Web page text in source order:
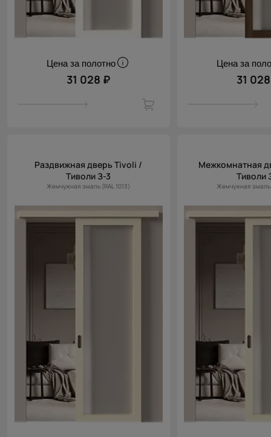
Цена за полотно
31 028 ₽
Цена за
31
Раздвижная дверь Tivoli /
Тиволи З-3
Жемчужная эмаль (RAL 1013)
Межкомнатная
Тиволи
Жемчужная эмаль